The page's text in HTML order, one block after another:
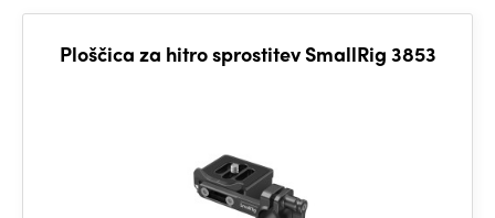
Ploščica za hitro sprostitev SmallRig 3853